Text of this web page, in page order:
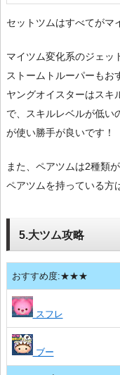
セットツムはすべてがマ
マイツム変化系のジェッ
ストームトルーパーもお
ヤングオイスターはスキ
で、スキルレベルが低い
が使い勝手が良いです！
また、ペアツムは2種類
ペアツムを持っている方
5.大ツム攻略
おすすめ度:★★★
スフレ
ブー